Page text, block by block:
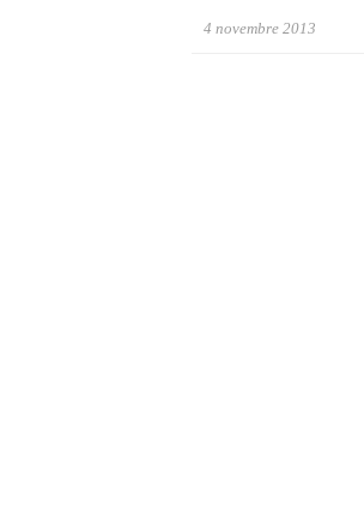
4 novembre 2013